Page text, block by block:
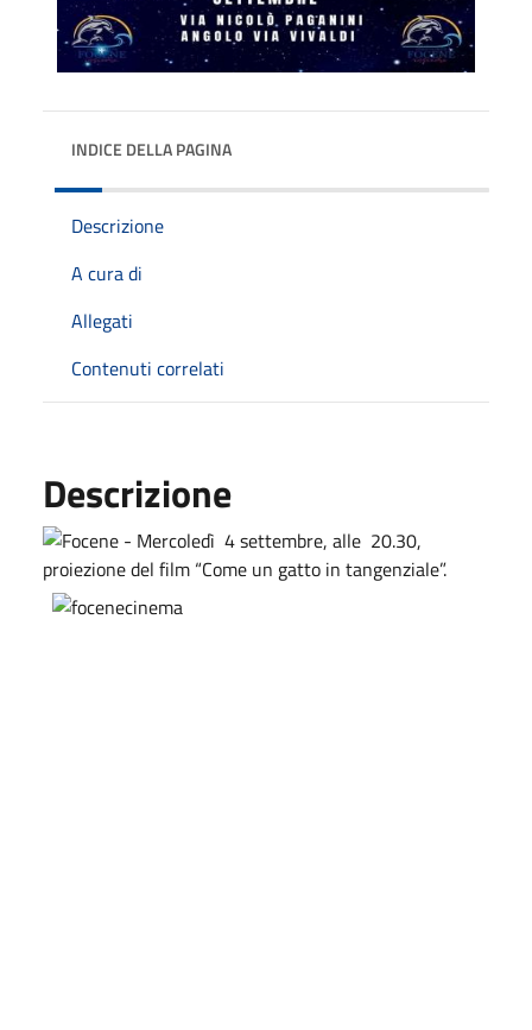
INDICE DELLA PAGINA
Descrizione
A cura di
Allegati
Contenuti correlati
Descrizione